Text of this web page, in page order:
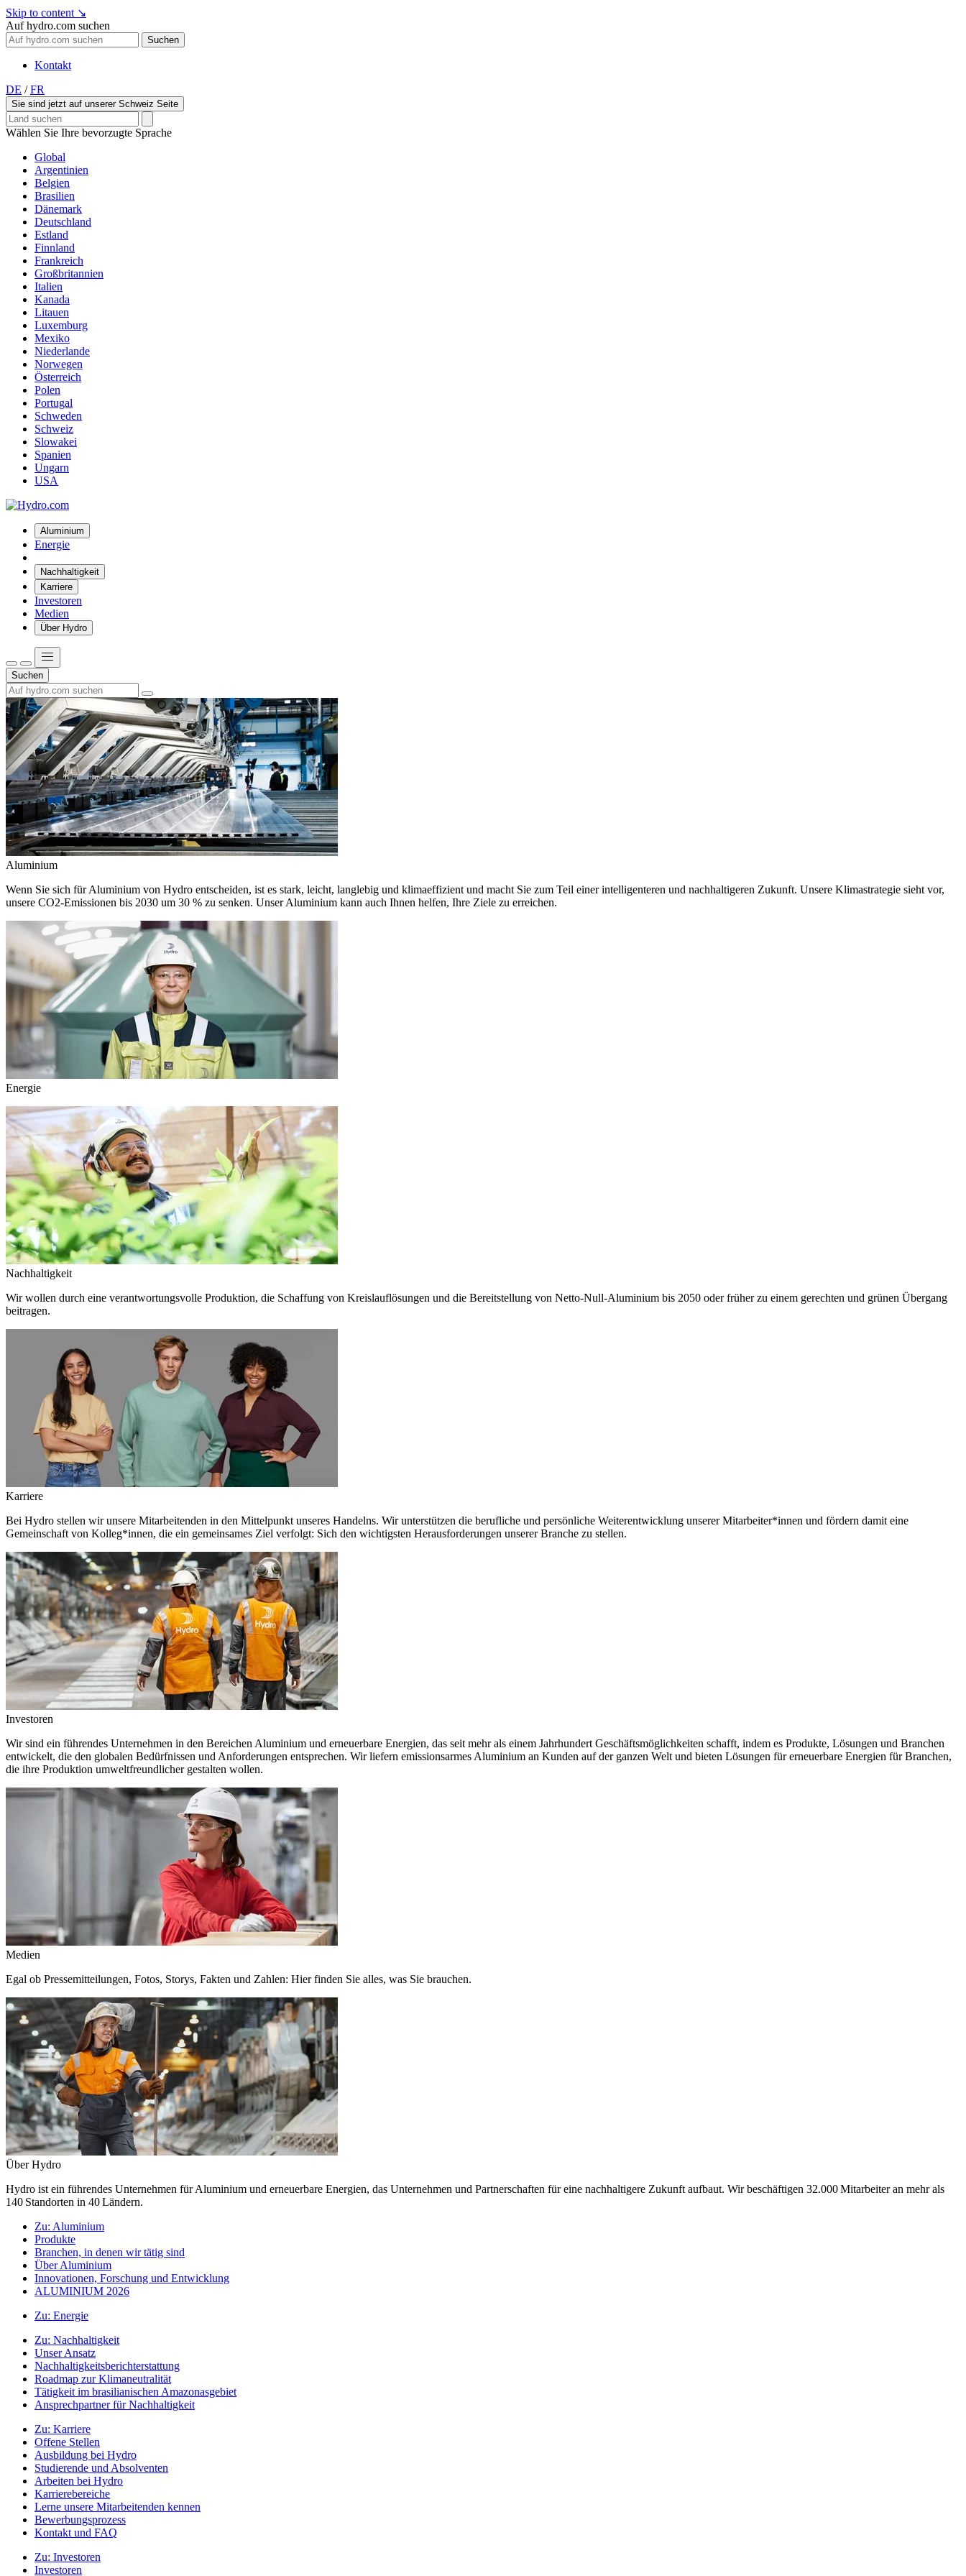
Skip to content ↘
Auf hydro.com suchen
Suchen
Kontakt
DE / FR
Sie sind jetzt auf unserer Schweiz Seite
Wählen Sie Ihre bevorzugte Sprache
Global
Argentinien
Belgien
Brasilien
Dänemark
Deutschland
Estland
Finnland
Frankreich
Großbritannien
Italien
Kanada
Litauen
Luxemburg
Mexiko
Niederlande
Norwegen
Österreich
Polen
Portugal
Schweden
Schweiz
Slowakei
Spanien
Ungarn
USA
Aluminium
Energie
Nachhaltigkeit
Karriere
Investoren
Medien
Über Hydro
Suchen
Aluminium
Wenn Sie sich für Aluminium von Hydro entscheiden, ist es stark, leicht, langlebig und klimaeffizient und macht Sie zum Teil einer intelligenteren und nachhaltigeren Zukunft. Unsere Klimastrategie sieht vor,
unsere CO2-Emissionen bis 2030 um 30 % zu senken. Unser Aluminium kann auch Ihnen helfen, Ihre Ziele zu erreichen.
Energie
Nachhaltigkeit
Wir wollen durch eine verantwortungsvolle Produktion, die Schaffung von Kreislauflösungen und die Bereitstellung von Netto-Null-Aluminium bis 2050 oder früher zu einem gerechten und grünen Übergang
beitragen.
Karriere
Bei Hydro stellen wir unsere Mitarbeitenden in den Mittelpunkt unseres Handelns. Wir unterstützen die berufliche und persönliche Weiterentwicklung unserer Mitarbeiter*innen und fördern damit eine
Gemeinschaft von Kolleg*innen, die ein gemeinsames Ziel verfolgt: Sich den wichtigsten Herausforderungen unserer Branche zu stellen.
Investoren
Wir sind ein führendes Unternehmen in den Bereichen Aluminium und erneuerbare Energien, das seit mehr als einem Jahrhundert Geschäftsmöglichkeiten schafft, indem es Produkte, Lösungen und Branchen
entwickelt, die den globalen Bedürfnissen und Anforderungen entsprechen. Wir liefern emissionsarmes Aluminium an Kunden auf der ganzen Welt und bieten Lösungen für erneuerbare Energien für Branchen,
die ihre Produktion umweltfreundlicher gestalten wollen.
Medien
Egal ob Pressemitteilungen, Fotos, Storys, Fakten und Zahlen: Hier finden Sie alles, was Sie brauchen.
Über Hydro
Hydro ist ein führendes Unternehmen für Aluminium und erneuerbare Energien, das Unternehmen und Partnerschaften für eine nachhaltigere Zukunft aufbaut. Wir beschäftigen 32.000 Mitarbeiter an mehr als
140 Standorten in 40 Ländern.
Zu: Aluminium
Produkte
Branchen, in denen wir tätig sind
Über Aluminium
Innovationen, Forschung und Entwicklung
ALUMINIUM 2026
Zu: Energie
Zu: Nachhaltigkeit
Unser Ansatz
Nachhaltigkeitsberichterstattung
Roadmap zur Klimaneutralität
Tätigkeit im brasilianischen Amazonasgebiet
Ansprechpartner für Nachhaltigkeit
Zu: Karriere
Offene Stellen
Ausbildung bei Hydro
Studierende und Absolventen
Arbeiten bei Hydro
Karrierebereiche
Lerne unsere Mitarbeitenden kennen
Bewerbungsprozess
Kontakt und FAQ
Zu: Investoren
Investoren